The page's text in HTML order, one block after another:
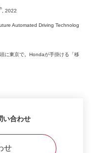
, 2022
Automated Driving Technolog
に東京で。Hondaが手掛ける「移
い合わせ
せ